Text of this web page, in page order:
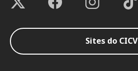
Sites do CICV